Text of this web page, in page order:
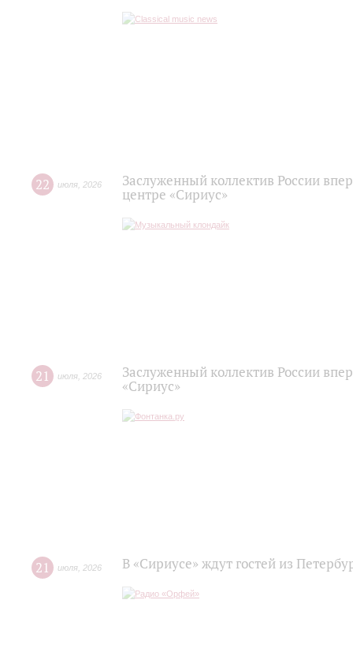
22 июля 2026
Заслуженный коллектив России
центре «Сириус»
21 июля 2026
Заслуженный коллектив России
«Сириус»
21 июля 2026 В «Сириусе» ждут гостей из